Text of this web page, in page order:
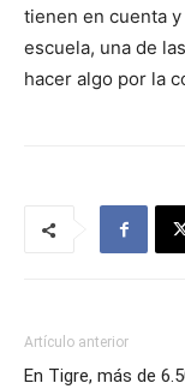
tienen en cuenta
escuela, una de
hacer algo por la
Artículo anterior
En Tigre, más de